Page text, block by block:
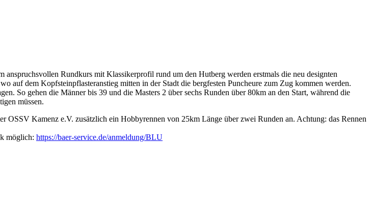
Rundkurs mit Klassikerprofil rund um den Hutberg werden erstmals die neu designten
auf dem Kopfsteinpflasteranstieg mitten in der Stadt die bergfesten Puncheure zum Zug kommen werden.
So gehen die Männer bis 39 und die Masters 2 über sechs Runden über 80km an den Start, während die
müssen.
OSSV Kamenz e.V. zusätzlich ein Hobbyrennen von 25km Länge über zwei Runden an. Achtung: das Rennen
möglich: https://baer-service.de/anmeldung/BLU